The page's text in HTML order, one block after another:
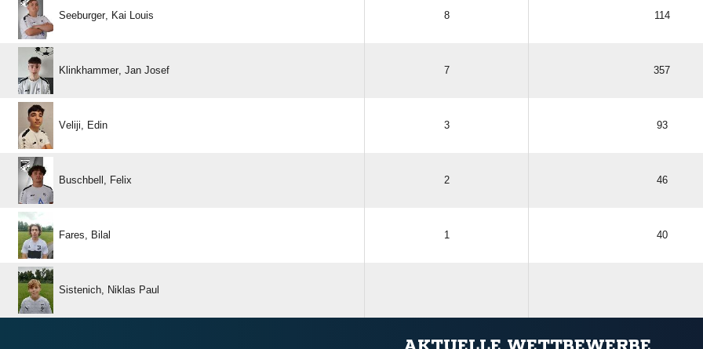
   8 114
   7 357
  3 93
  2 46
  1 40
  